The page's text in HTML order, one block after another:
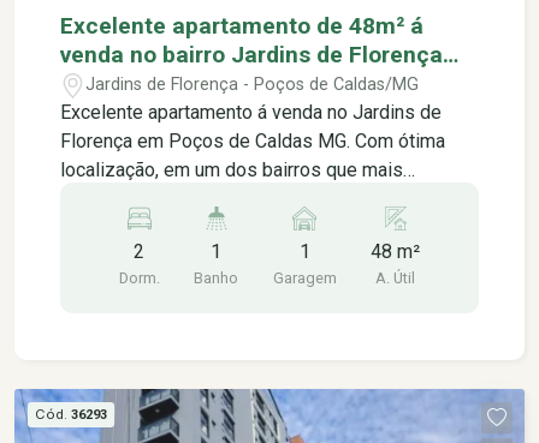
Excelente apartamento de 48m² á
venda no bairro Jardins de Florença
em Poços de Caldas MG.
Jardins de Florença - Poços de Caldas/MG
Excelente apartamento á venda no Jardins de
Florença em Poços de Caldas MG. Com ótima
localização, em um dos bairros que mais
com varanda gourmet -Cozinha -Banheiro social
-Área de serviço -01 vaga de garagem *Aceita
financiamento *Somente venda Área de lazer do
Caprichosa); - Farmácias (Nova Europa, Nova
Barão); - Academias (Soul Fit, Focus); - Escolas
2
Dorm.
1
Banho
1
Garagem
48 m²
A. Útil
Cód. 36293